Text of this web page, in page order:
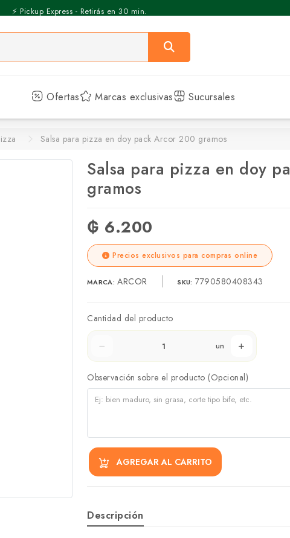
⚡️ Pickup Express - Retirás en 30 min.
Ofertas Marcas exclusivas Sucursales
Salsa para pizza en doy pack Arcor 200 gramos
Salsa para pizza en doy
gramos
₲ 6.200
Precios exclusivos para compras online
MARCA: ARCOR SKU: 7790580408343
Cantidad del producto
un
Observación sobre el producto (Opcional)
AGREGAR AL CARRITO
Descripción